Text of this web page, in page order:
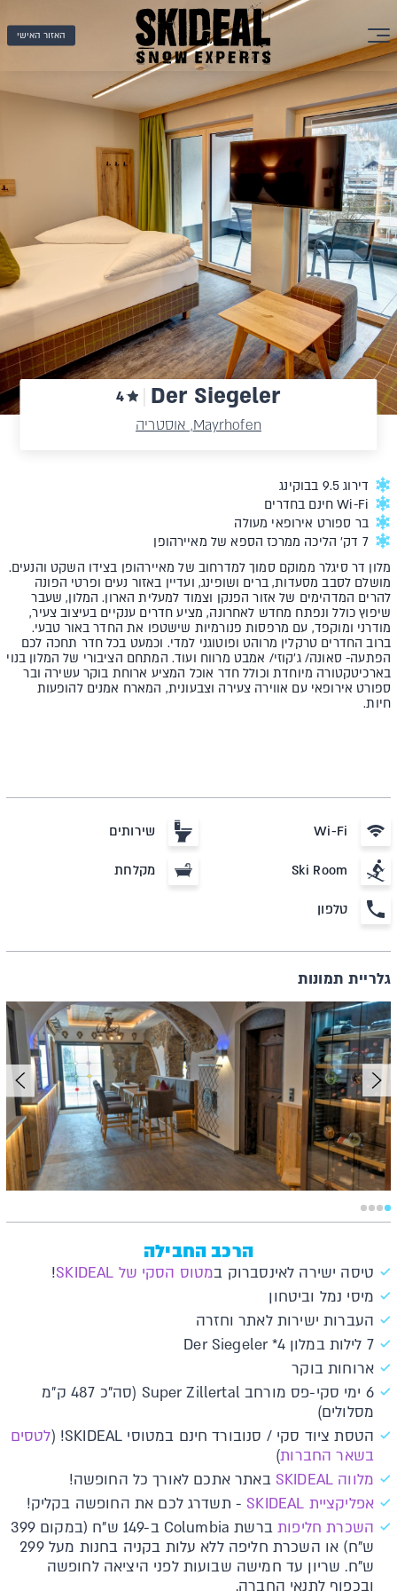
האזור האישי
Der Siegeler
4
Mayrhofen, אוסטריה
דירוג 9.5 בבוקינג
Wi-Fi חינם בחדרים
בר ספורט אירופאי מעולה
7 דק' הליכה ממרכז הספא של מאיירהופן
מלון דר סיגלר ממוקם סמוך למדרחוב של מאיירהופן בצידו השקט והנעים.
מושלם לסבב מסעדות, ברים ושופינג, ועדיין באזור נעים ופרטי הפונה
להרים המדהימים של אזור הפנקן וצמוד למעלית הארון. המלון, שעבר
שיפוץ כולל ונפתח מחדש לאחרונה, מציע חדרים ענקיים בעיצוב צעיר,
מודרני ומוקפד, עם מרפסות פנורמיות שישטפו את החדר באור טבעי.
ברוב החדרים טרקלין מרוהט ופוטוגני למדי. וכמעט בכל חדר תחכה לכם
הפתעה- סאונה/ ג'קוזי/ אמבט מרווח ועוד. המתחם הציבורי של המלון בנוי
בארכיטקטורה מיוחדת וכולל חדר אוכל המציע ארוחת בוקר עשירה ובר
ספורט אירופאי עם אווירה צעירה וצבעונית, המארח אמנים להופעות
חיות.
Wi-Fi שירותים
Ski Room מקלחת
טלפון
גלריית תמונות
הרכב החבילה
טיסה ישירה לאינסברוק במטוס הסקי של SKIDEAL
!
מיסי נמל וביטחון
העברות ישירות לאתר וחזרה
7 לילות במלון Der Siegeler *4
ארוחות בוקר
6 ימי סקי-פס מורחב Super Zillertal (סה"כ 487 ק"מ
מסלולים)
הטסת ציוד סקי / סנובורד חינם במטוסי SKIDEAL! (
לטסים
בשאר החברות)
מלווה SKIDEAL
באתר אתכם לאורך כל החופשה!
א​פליקציית SKIDEAL​​
- תשדרג לכם את החופשה בקליק!
השכרת חליפות
ברשת Columbia ב-149 ש"ח (במקום 399
ש"ח) או השכרת חליפה ללא עלות בקניה בחנות מעל 299
ש"ח. שריון עד חמישה שבועות לפני היציאה לחופשה
ובכפוף לתנאי החברה.